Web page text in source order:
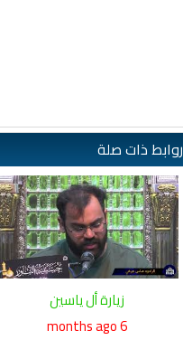
روابط ذات صلة
زيارة أل ياسين
6 months ago